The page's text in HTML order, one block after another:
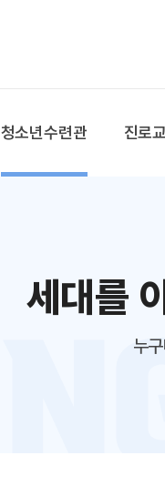
청소년수련관 진로
세대를
누